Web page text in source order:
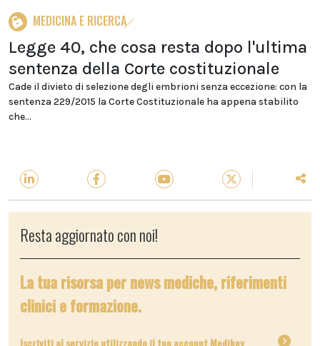
MEDICINA E RICERCA
Legge 40, che cosa resta dopo l'ultima
sentenza della Corte costituzionale
Cade il divieto di selezione degli embrioni senza eccezione: con la
sentenza 229/2015 la Corte Costituzionale ha appena stabilito
che...
Resta aggiornato con noi!
La tua risorsa per news mediche, riferimenti
clinici e formazione.
Iscriviti al servizio utilizzando il tuo account Medikey